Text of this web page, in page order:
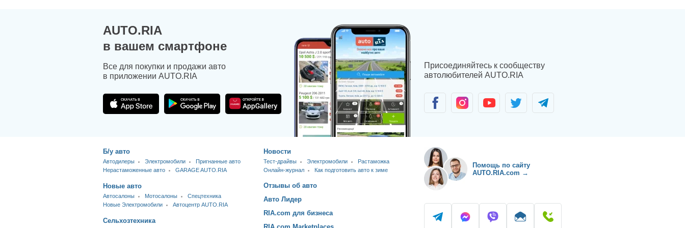
AUTO.RIA
в вашем смартфоне
Все для покупки и продажи авто
в приложении AUTO.RIA
Присоединяйтесь к сообществу
автолюбителей AUTO.RIA
Б/у авто
Автодилеры Электромобили
Пригнанные авто
Нерастаможенные авто
GARAGE AUTO.RIA
Новые авто
Автосалоны Мотосалоны
Спецтехника
Новые Электромобили
Автоцентр AUTO.RIA
Сельхозтехника
Новости
Тест-драйвы Электромобили
Растаможка
Онлайн-журнал
Как подготовить авто к зиме
Отзывы об авто
Авто Лидер
RIA.com для бизнеса
Помощь по сайту
AUTO.RIA.com →